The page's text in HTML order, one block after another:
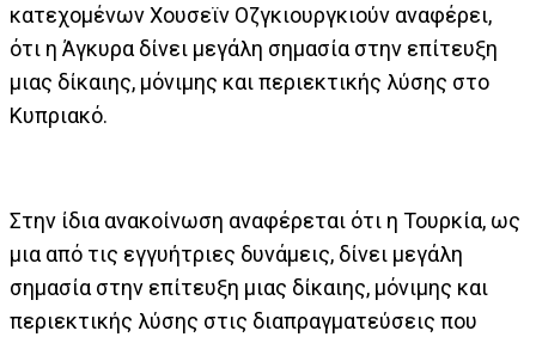
κατεχομένων Χουσεϊν Οζγκιουργκιούν αναφέρει,
ότι η Άγκυρα δίνει μεγάλη σημασία στην επίτευξη
μιας δίκαιης, μόνιμης και περιεκτικής λύσης στο
Κυπριακό.
Στην ίδια ανακοίνωση αναφέρεται ότι η Τουρκία, ως
μια από τις εγγυήτριες δυνάμεις, δίνει μεγάλη
σημασία στην επίτευξη μιας δίκαιης, μόνιμης και
περιεκτικής λύσης στις διαπραγματεύσεις που